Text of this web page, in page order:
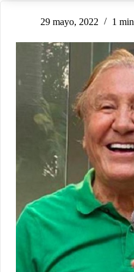
29 mayo, 2022 1 min